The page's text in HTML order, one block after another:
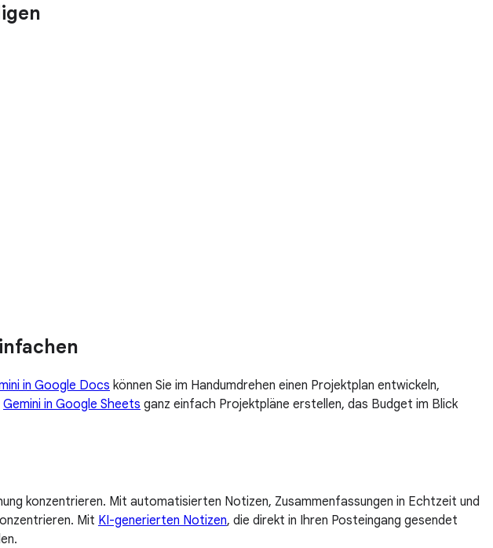
in Google Docs können Sie im Handumdrehen einen Projektplan entwickeln,
Gemini in Google Sheets ganz einfach Projektpläne erstellen, das Budget im Blick
konzentrieren. Mit automatisierten Notizen, Zusammenfassungen in Echtzeit und
Mit KI-generierten Notizen, die direkt in Ihren Posteingang gesendet